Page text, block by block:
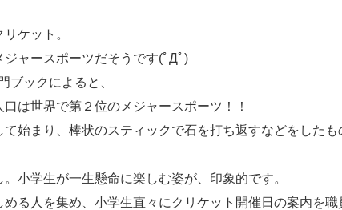
ケット。
ャースポーツだそうです(ﾟДﾟ)
ブックによると、
は世界で第２位のメジャースポーツ！！
始まり、棒状のスティックで石を打ち返すなどをしたも
小学生が一生懸命に楽しむ姿が、印象的です。
る人を集め、小学生直々にクリケット開催日の案内を職